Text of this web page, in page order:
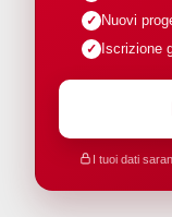
Nuovi
Iscrizione
I tuoi dati